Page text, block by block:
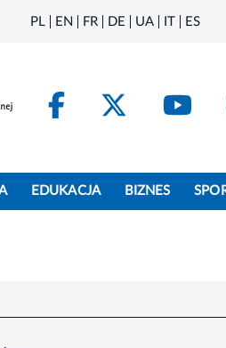
PL EN FR DE UA IT ES
FacebookKraków
EDUKACJA BIZNES